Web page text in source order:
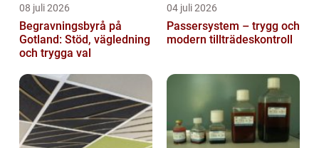
08 juli 2026
Begravningsbyrå på
Gotland: Stöd, vägledning
och trygga val
04 juli 2026
Passersystem – trygg och
modern tillträdeskontroll